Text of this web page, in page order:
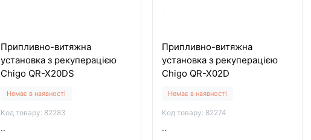
Припливно-витяжна
установка з рекуперацією
Chigo QR-X20DS
Немає в наявності
Код товару: 82283
..
Припливно-витяжна
установка з рекуперацією
Chigo QR-X02D
Немає в наявності
Код товару: 82274
..